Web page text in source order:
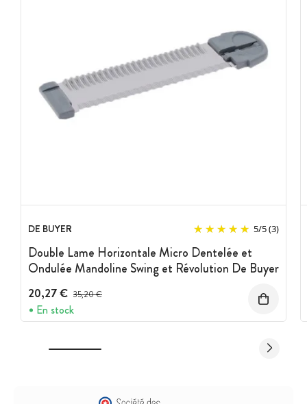
DE BUYER 5/5(3)
Double Lame Horizontale Micro Dentelée et
Ondulée Mandoline Swing et Révolution De Buyer
20,27 € Prix avant réduction :
35,20 €
En stock